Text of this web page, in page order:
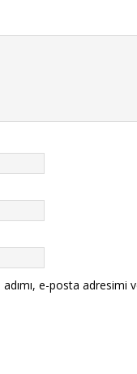
e-posta adresimi